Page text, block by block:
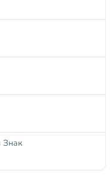
Знак